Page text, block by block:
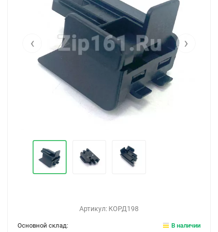
‹ ›
Артикул: КОРД198
Основной склад:
В наличии